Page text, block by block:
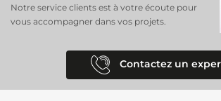
Notre service clients est à votre écoute pour
vous accompagner dans vos projets.
Contactez un